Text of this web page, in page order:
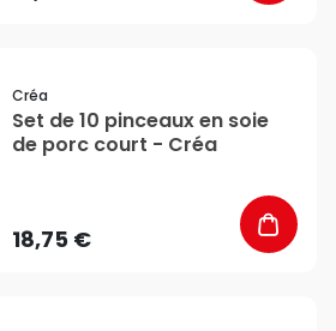
Créa
Set de 10 pinceaux en soie
de porc court - Créa
18,75 €